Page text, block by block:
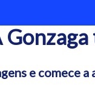
e comece